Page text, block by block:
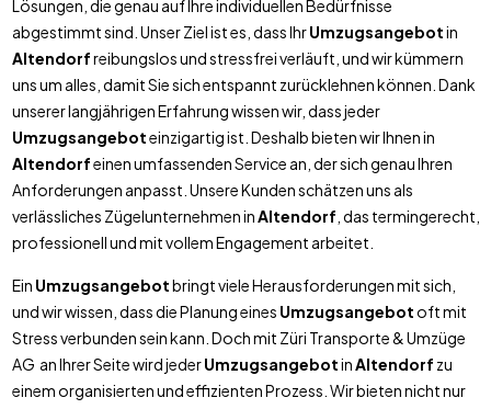
Lösungen, die genau auf Ihre individuellen Bedürfnisse
abgestimmt sind. Unser Ziel ist es, dass IhrUmzugsangebotin
Altendorfreibungslos und stressfrei verläuft, und wir kümmern
uns um alles, damit Sie sich entspannt zurücklehnen können. Dank
unserer langjährigen Erfahrung wissen wir, dass jeder
Umzugsangeboteinzigartig ist. Deshalb bieten wir Ihnen in
Altendorfeinen umfassenden Service an, der sich genau Ihren
Anforderungen anpasst. Unsere Kunden schätzen uns als
verlässliches Zügelunternehmen inAltendorf , das termingerecht,
professionell und mit vollem Engagement arbeitet.
Ein Umzugsangebotbringt viele Herausforderungen mit sich,
und wir wissen, dass die Planung eines Umzugsangebotoft mit
Stress verbunden sein kann. Doch mit Züri Transporte & Umzüge
AG an Ihrer Seite wird jederUmzugsangebotinAltendorf zu
einem organisierten und effizienten Prozess. Wir bieten nicht nur